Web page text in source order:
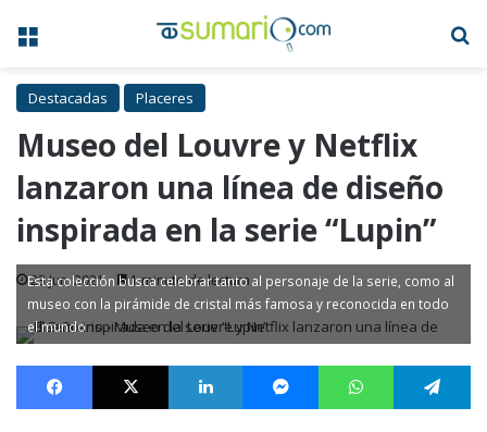
Menú
Destacadas Placeres
Museo del Louvre y Netflix
lanzaron una línea de diseño
inspirada en la serie “Lupin”
23 Jun, 2021 1 minuto de lectura
Esta colección busca celebrar tanto al personaje de la serie, como al
museo con la pirámide de cristal más famosa y reconocida en todo
el mundo
Facebook X LinkedIn MessengerWhatsApp